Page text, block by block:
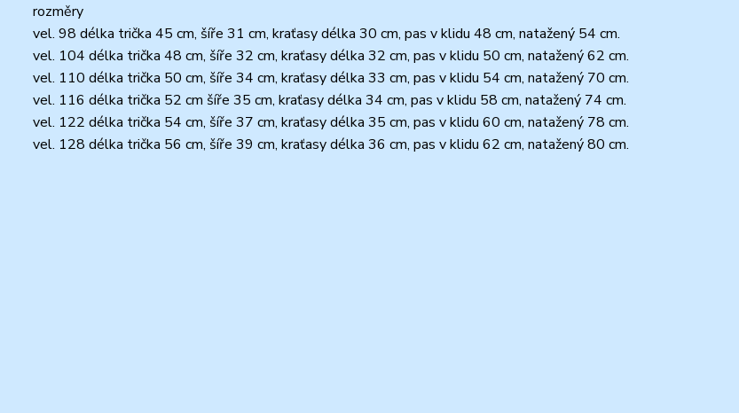
rozměry
vel. 98 délka trička 45 cm, šíře 31 cm, kraťasy délka 30 cm, pas v klidu 48 cm, natažený 54 cm.
vel. 104 délka trička 48 cm, šíře 32 cm, kraťasy délka 32 cm, pas v klidu 50 cm, natažený 62 cm.
vel. 110 délka trička 50 cm, šíře 34 cm, kraťasy délka 33 cm, pas v klidu 54 cm, natažený 70 cm.
vel. 116 délka trička 52 cm šíře 35 cm, kraťasy délka 34 cm, pas v klidu 58 cm, natažený 74 cm.
vel. 122 délka trička 54 cm, šíře 37 cm, kraťasy délka 35 cm, pas v klidu 60 cm, natažený 78 cm.
vel. 128 délka trička 56 cm, šíře 39 cm, kraťasy délka 36 cm, pas v klidu 62 cm, natažený 80 cm.